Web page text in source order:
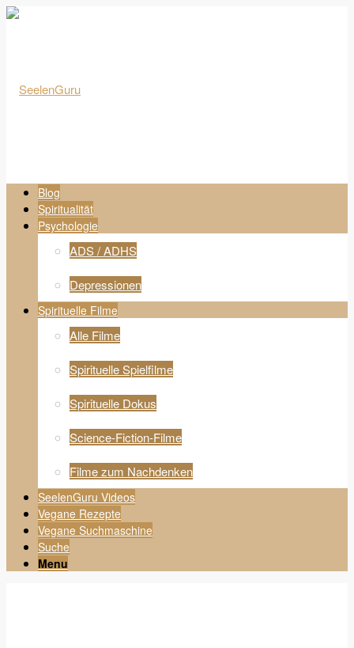
Blog
Spiritualität
Psychologie
ADS / ADHS
Depressionen
Spirituelle Filme
Alle Filme
Spirituelle Spielfilme
Spirituelle Dokus
Science-Fiction-Filme
Filme zum Nachdenken
SeelenGuru Videos
Vegane Rezepte
Vegane Suchmaschine
Suche
Menu